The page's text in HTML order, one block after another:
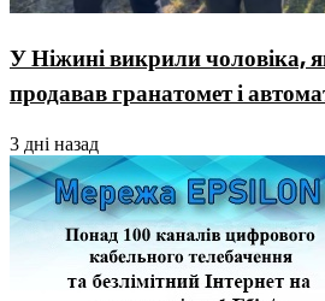
У Ніжині викрили чоловіка,
продавав гранатомет і
3 дні назад